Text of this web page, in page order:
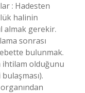
: Hadesten
halinin
almak gerekir.
sonrası
bulunmak.
ihtilam olduğunu